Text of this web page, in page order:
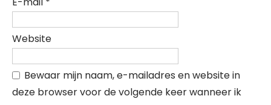
Website
Bewaar mijn naam, e-mailadres en website in
deze browser voor de volgende keer wanneer ik